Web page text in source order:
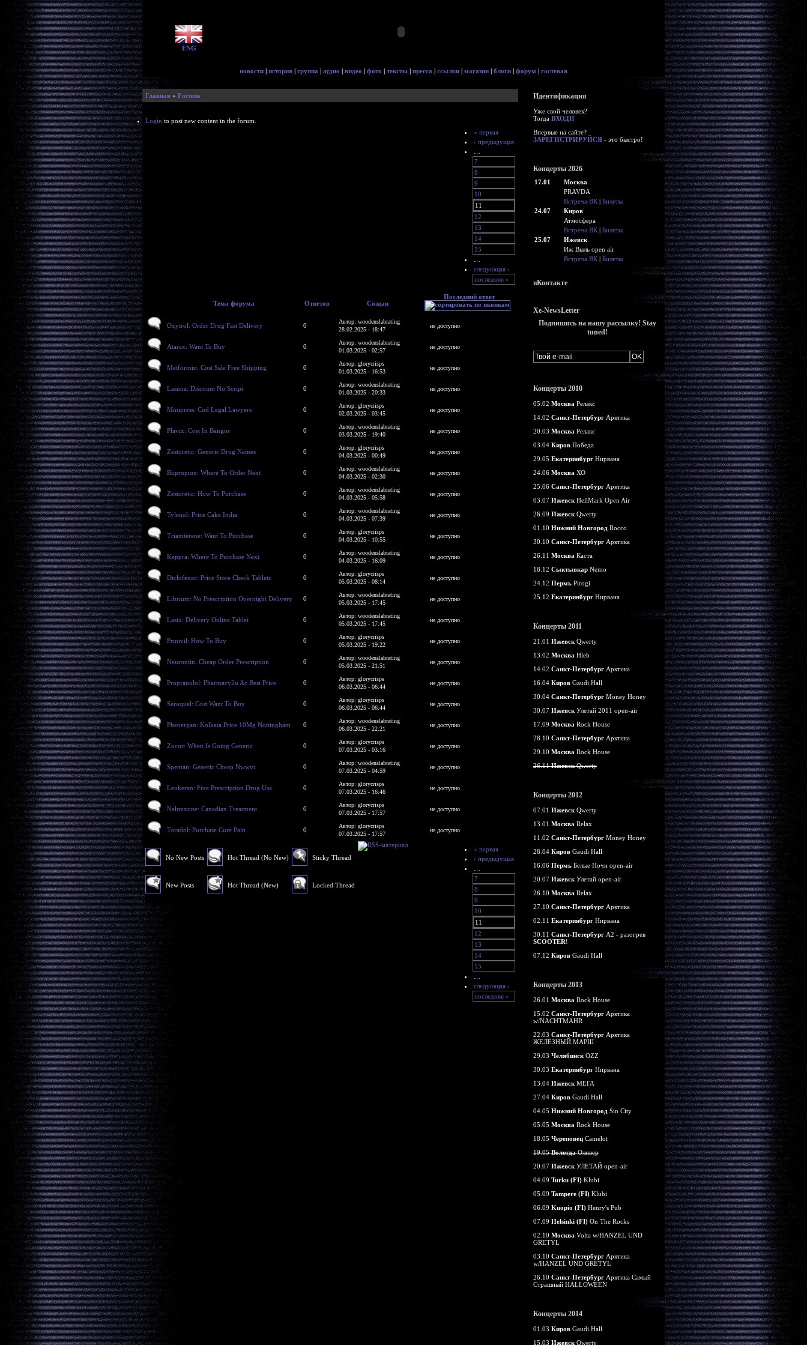
ENG
новости | история | группа | аудио | видео | фото | тексты | пресса | ссылки | магазин | блоги | форум | гостевая
Главная » Forums
Login to post new content in the forum.
« первая
‹ предыдущая
7
8
9
10
11
12
13
14
15
следующая ›
последняя »
Тема форума Ответов Создан
Последний ответ
Oxytrol: Order Drug Fast Delivery 0
Автор: woodenslabrating
28.02.2025 - 18:47
не доступно
Atarax: Want To Buy 0
Автор: woodenslabrating
01.03.2025 - 02:57
не доступно
Metformin: Cost Sale Free Shipping 0
Автор: glorycrisps
01.03.2025 - 16:53
не доступно
Lasuna: Discount No Script 0
Автор: woodenslabrating
01.03.2025 - 20:33
не доступно
Minipress: Cod Legal Lawyers 0
Автор: glorycrisps
02.03.2025 - 03:45
не доступно
Plavix: Cost In Bangor 0
Автор: woodenslabrating
03.03.2025 - 19:40
не доступно
Zestoretic: Generic Drug Names 0
Автор: glorycrisps
04.03.2025 - 00:49
не доступно
Bupropion: Where To Order Next 0
Автор: woodenslabrating
04.03.2025 - 02:30
не доступно
Zestoretic: How To Purchase 0
Автор: woodenslabrating
04.03.2025 - 05:58
не доступно
Tylenol: Price Cake India 0
Автор: woodenslabrating
04.03.2025 - 07:39
не доступно
Triamterene: Want To Purchase 0
Автор: glorycrisps
04.03.2025 - 10:55
не доступно
Keppra: Where To Purchase Next 0
Автор: woodenslabrating
04.03.2025 - 16:09
не доступно
Diclofenac: Price Store Check Tablets 0
Автор: glorycrisps
05.03.2025 - 08:14
не доступно
Librium: No Prescription Overnight Delivery 0
Автор: woodenslabrating
05.03.2025 - 17:45
не доступно
Lasix: Delivery Online Tablet 0
Автор: woodenslabrating
05.03.2025 - 17:45
не доступно
Prinivil: How To Buy 0
Автор: glorycrisps
05.03.2025 - 19:22
не доступно
Neurontin: Cheap Order Prescription 0
Автор: woodenslabrating
05.03.2025 - 21:51
не доступно
Propranolol: Pharmacy2u Ac Best Price 0
Автор: glorycrisps
06.03.2025 - 06:44
не доступно
Seroquel: Cost Want To Buy 0
Автор: glorycrisps
06.03.2025 - 06:44
не доступно
Phenergan: Kolkata Price 10Mg Nottingham 0
Автор: woodenslabrating
06.03.2025 - 22:21
не доступно
Zocor: When Is Going Generic 0
Автор: glorycrisps
07.03.2025 - 03:16
не доступно
Speman: Generic Cheap Nwwvt 0
Автор: woodenslabrating
07.03.2025 - 04:59
не доступно
Leukeran: Free Prescription Drug Usa 0
Автор: glorycrisps
07.03.2025 - 16:46
не доступно
Naltrexone: Canadian Treatment 0
Автор: glorycrisps
07.03.2025 - 17:57
не доступно
Toradol: Purchase Cure Pain 0
Автор: glorycrisps
07.03.2025 - 17:57
не доступно
No New Posts
New Posts
Hot Thread (No New)
Hot Thread (New)
Sticky Thread
Locked Thread
« первая
‹ предыдущая
7
8
9
10
11
12
13
14
15
следующая ›
последняя »
Идентификация
Уже свой человек?
Тогда ВХОДИ
Впервые на сайте?
ЗАРЕГИСТРИРУЙСЯ - это быстро!
Концерты 2026
17.01
Москва
PRAVDA
Встреча ВК | Билеты
24.07
Киров
Атмосфера
Встреча ВК | Билеты
25.07
Ижевск
Иж Выль open air
Встреча ВК | Билеты
вКонтакте
Xe-NewsLetter
Подпишись на нашу рассылку! Stay
tuned!
Концерты 2010
05.02 Москва Релакс
14.02 Санкт-Петербург Арктика
20.03 Москва Релакс
03.04 Киров Победа
29.05 Екатеринбург Нирвана
24.06 Москва ХО
25.06 Санкт-Петербург Арктика
03.07 Ижевск HellMark Open Air
26.09 Ижевск Qwerty
01.10 Нижний Новгород Rocco
30.10 Санкт-Петербург Арктика
26.11 Москва Каста
18.12 Сыктывкар Nemo
24.12 Пермь Pirogi
25.12 Екатеринбург Нирвана
Концерты 2011
21.01 Ижевск Qwerty
13.02 Москва Hleb
14.02 Санкт-Петербург Арктика
16.04 Киров Gaudi Hall
30.04 Санкт-Петербург Money Honey
30.07 Ижевск Улетай 2011 open-air
17.09 Москва Rock House
28.10 Санкт-Петербург Арктика
29.10 Москва Rock House
26.11ИжевскQwerty
Концерты 2012
07.01 Ижевск Qwerty
13.01 Москва Relax
11.02 Санкт-Петербург Money Honey
28.04 Киров Gaudi Hall
16.06 Пермь Белые Ночи open-air
20.07 Ижевск Улетай open-air
26.10 Москва Relax
27.10 Санкт-Петербург Арктика
02.11 Екатеринбург Нирвана
30.11 Санкт-Петербург А2 - разогрев
SCOOTER!
07.12 Киров Gaudi Hall
Концерты 2013
26.01 Москва Rock House
15.02 Санкт-Петербург Арктика
w/NACHTMAHR
22.03 Санкт-Петербург Арктика
ЖЕЛЕЗНЫЙ МАРШ
29.03 Челябинск OZZ
30.03 Екатеринбург Нирвана
13.04 Ижевск МЕГА
27.04 Киров Gaudi Hall
04.05 Нижний Новгород Sin City
05.05 Москва Rock House
18.05 Череповец Camelot
19.05ВологдаОливер
20.07 Ижевск УЛЕТАЙ open-air
04.09 Turku (FI) Klubi
05.09 Tampere (FI) Klubi
06.09 Kuopio (FI) Henry's Pub
07.09 Helsinki (FI) On The Rocks
02.10 Москва Volta w/HANZEL UND
GRETYL
03.10 Санкт-Петербург Арктика
w/HANZEL UND GRETYL
26.10 Санкт-Петербург Арктика Самый
Страшный HALLOWEEN
Концерты 2014
01.03 Киров Gaudi Hall
15.03 Ижевск Qwerty